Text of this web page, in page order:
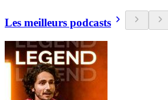
Les meilleurs podcasts